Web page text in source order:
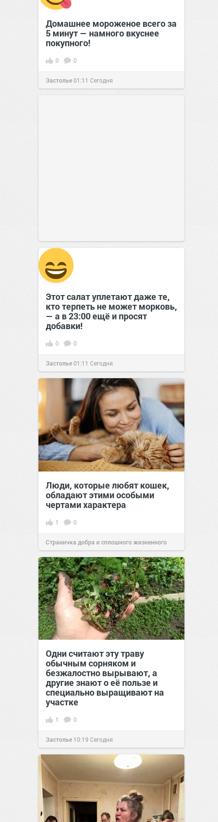
Домашнее мороженое всего за
5 минут — намного вкуснее
покупного!
0 0
Застолье01:11 Сегодня
Этот салат уплетают даже те,
кто терпеть не может морковь,
— а в 23:00 ещё и просят
добавки!
0 0
Застолье01:11 Сегодня
Люди, которые любят кошек,
обладают этими особыми
чертами характера
1 0
Страничка добра и сплошного жизненного
позитива!10:38Сегодня
Одни считают эту траву
обычным сорняком и
безжалостно вырывают, а
другие знают о её пользе и
специально выращивают на
участке
1 0
Застолье 10:19 Сегодня